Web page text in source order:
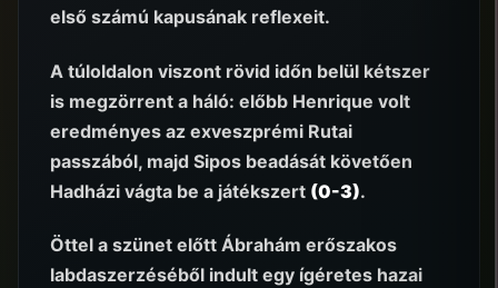
első számú kapusának reflexeit.
A túloldalon viszont rövid időn belül kétszer
is megzörrent a háló: előbb Henrique volt
eredményes az exveszprémi Rutai
passzából, majd Sipos beadását követően
Hadházi vágta be a játékszert (0-3).
Öttel a szünet előtt Ábrahám erőszakos
labdaszerzéséből indult egy ígéretes hazai